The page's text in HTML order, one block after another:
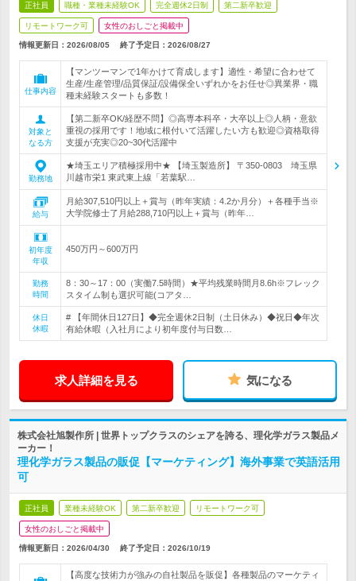
正社員 職種・業種未経験OK 完全週休2日制 第二新卒歓迎
リモートワーク可 女性のおしごと掲載中
情報更新日：2026/08/05 終了予定日： 2026/08/27
仕事内容
【マンツーマンで1年かけて育成します】適性・希望に合わせて
生産/生産管理/品質保証/設備保全いずれかをお任せ◎異業界・職
種未経験スタートも多数！
対象と
なる方
【第二新卒OK/経歴不問】◎高専本科卒・大卒以上◎人柄・意欲
重視の採用です！地域に根付いて活躍したい方も歓迎◎資格取得
支援が充実◎20~30代活躍中
勤務地
★埼玉エリア積極採用中★ 【埼玉製造所】 〒350-0803 埼玉県
川越市栄1 東武東上線「若葉駅…
給与
月給307,510円以上＋賞与（昨年実績：4.2か月分）＋各種手当※
大学院修士了月給288,710円以上＋賞与（昨年…
初年度
年収
450万円～600万円
勤務
時間
8：30～17：00（実働7.5時間）★平均残業時間月8.6h※フレック
スタイム制も選択可能(コアタ…
休日
休暇
# 【年間休日127日】◆完全週休2日制（土日休み）◆祝日◆年次
有給休暇（入社月により初年度付与日数…
求人詳細を見る 気になる
株式会社旭製作所 | 世界トップクラスのシェアを誇る、理化学ガラス製品メ
ーカー！
理化学ガラス製品の販促【マーケティング】海外事業で英語活用
可
正社員 業種未経験OK 第二新卒歓迎 リモートワーク可
女性のおしごと掲載中
情報更新日：2026/04/30 終了予定日： 2026/10/19
【高度な技術力が強みの自社製品を販促】各種製品のマーケティ